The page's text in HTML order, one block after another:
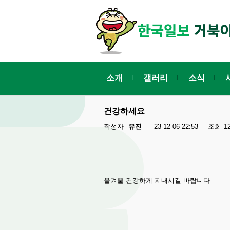
소개 갤러리 소식
건강하세요
작성자 유진 23-12-06 22:53 조회
올겨울 건강하게 지내시길 바랍니다